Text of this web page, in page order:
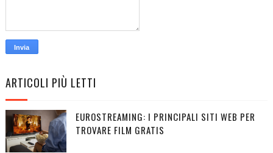
ARTICOLI PIÙ LETTI
EUROSTREAMING: I PRINCIPALI SITI WEB PER
TROVARE FILM GRATIS